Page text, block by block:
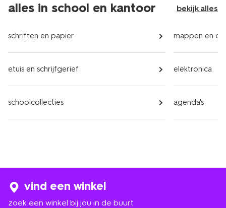
alles in school en kantoor bekijk alles
schriften en papier
etuis en schrijfgerief
schoolcollecties
mappen en
elektronica
agenda's
vind een winkel
zoek een winkel bij jou in de buurt